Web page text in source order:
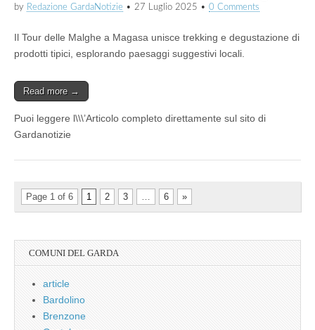
by Redazione GardaNotizie • 27 Luglio 2025 • 0 Comments
Il Tour delle Malghe a Magasa unisce trekking e degustazione di
prodotti tipici, esplorando paesaggi suggestivi locali.
Read more →
Puoi leggere l\\\’Articolo completo direttamente sul sito di
Gardanotizie
Page 1 of 6 1 2 3 6 »
COMUNI DEL GARDA
article
Bardolino
Brenzone